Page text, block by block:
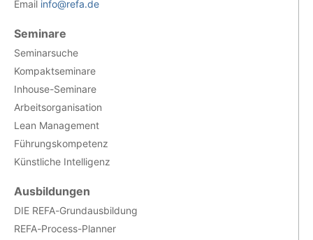
Email info@refa.de
Seminare
Seminarsuche
Kompaktseminare
Inhouse-Seminare
Arbeitsorganisation
Lean Management
Führungskompetenz
Künstliche Intelligenz
Ausbildungen
DIE REFA-Grundausbildung
REFA-Process-Planner